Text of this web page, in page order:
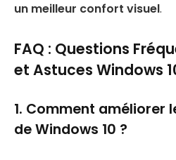
un meilleur confort visuel.
FAQ : Questions
et Astuces Windows
1. Comment améliorer
de Windows 10 ?